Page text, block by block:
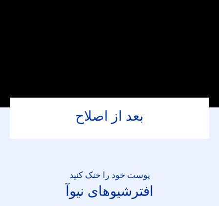
بعد از اصلاح
پوست خود را خنک کنید
افترشیوهای نیوآ